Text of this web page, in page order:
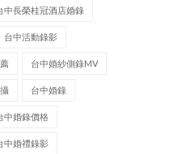
中長榮桂冠酒店婚錄
台中活動錄影
台中婚紗側錄MV
台中婚錄
中婚錄價格
中婚禮錄影